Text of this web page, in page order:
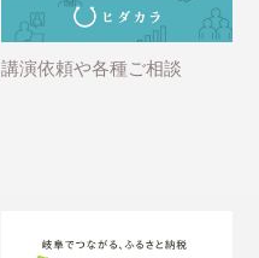
講演依頼や各種ご相談